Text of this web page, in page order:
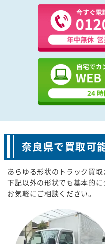
奈良県で買取可
あらゆる形状のトラック買取
下記以外の形状でも基本的に
お気軽にご相談ください。